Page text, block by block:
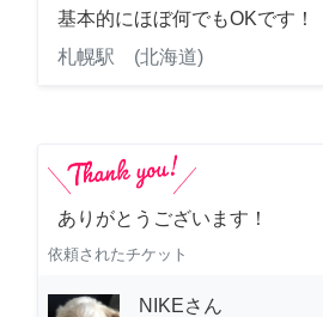
基本的にほぼ何でもOKです！
札幌駅 (北海道)
ありがとうございます！
依頼されたチケット
NIKEさん